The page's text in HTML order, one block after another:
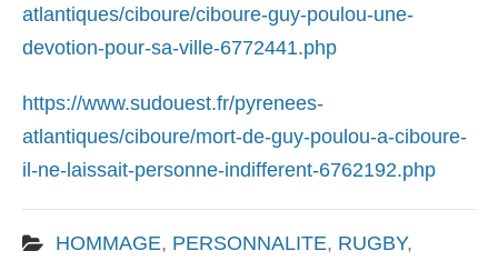
atlantiques/ciboure/ciboure-guy-poulou-une-
devotion-pour-sa-ville-6772441.php
https://www.sudouest.fr/pyrenees-
atlantiques/ciboure/mort-de-guy-poulou-a-ciboure-
il-ne-laissait-personne-indifferent-6762192.php
HOMMAGE, PERSONNALITE, RUGBY,